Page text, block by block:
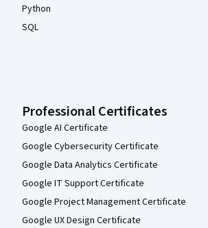
Python
SQL
Professional Certificates
Google AI Certificate
Google Cybersecurity Certificate
Google Data Analytics Certificate
Google IT Support Certificate
Google Project Management Certificate
Google UX Design Certificate